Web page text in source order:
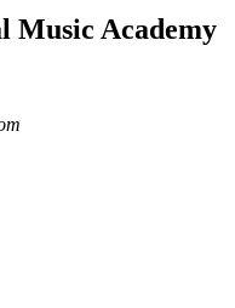
Music Academy